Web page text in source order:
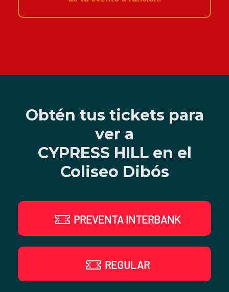
Obtén tus tickets para
ver a
CYPRESS HILL en el
Coliseo Dibós
PREVENTA INTERBANK
REGULAR